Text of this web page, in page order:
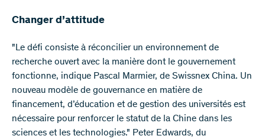
Changer d’attitude
"Le défi consiste à réconcilier un environnement de
recherche ouvert avec la manière dont le gouvernement
fonctionne, indique Pascal Marmier, de Swissnex China. Un
nouveau modèle de gouvernance en matière de
financement, d’éducation et de gestion des universités est
nécessaire pour renforcer le statut de la Chine dans les
sciences et les technologies." Peter Edwards, du